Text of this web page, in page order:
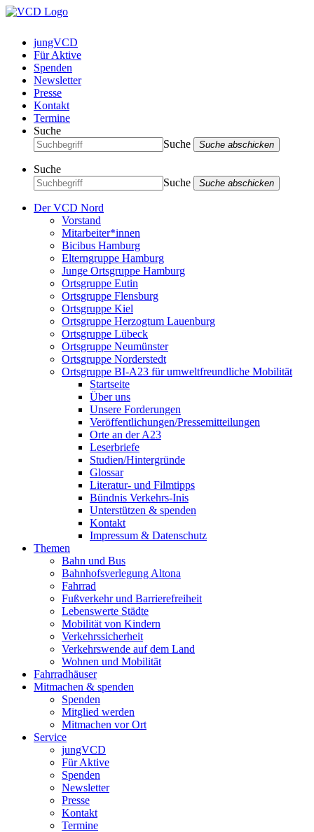
jungVCD
Für Aktive
Spenden
Newsletter
Presse
Kontakt
Termine
Suche
Suche
Suche abschicken
Suche
Suche
Suche abschicken
Der VCD Nord
Vorstand
Mitarbeiter*innen
Bicibus Hamburg
Elterngruppe Hamburg
Junge Ortsgruppe Hamburg
Ortsgruppe Eutin
Ortsgruppe Flensburg
Ortsgruppe Kiel
Ortsgruppe Herzogtum Lauenburg
Ortsgruppe Lübeck
Ortsgruppe Neumünster
Ortsgruppe Norderstedt
Ortsgruppe BI-A23 für umweltfreundliche Mobilität
Startseite
Über uns
Unsere Forderungen
Veröffentlichungen/Pressemitteilungen
Orte an der A23
Leserbriefe
Studien/Hintergründe
Glossar
Literatur- und Filmtipps
Bündnis Verkehrs-Inis
Unterstützen & spenden
Kontakt
Impressum & Datenschutz
Themen
Bahn und Bus
Bahnhofsverlegung Altona
Fahrrad
Fußverkehr und Barrierefreiheit
Lebenswerte Städte
Mobilität von Kindern
Verkehrssicherheit
Verkehrswende auf dem Land
Wohnen und Mobilität
Fahrradhäuser
Mitmachen & spenden
Spenden
Mitglied werden
Mitmachen vor Ort
Service
jungVCD
Für Aktive
Spenden
Newsletter
Presse
Kontakt
Termine